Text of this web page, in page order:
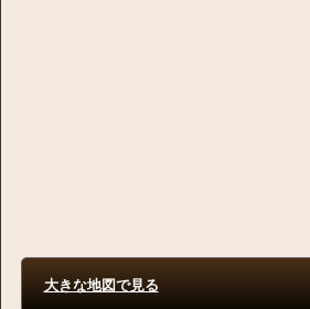
大きな地図で見る